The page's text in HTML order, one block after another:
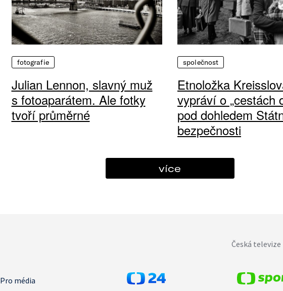
fotografie
Julian Lennon, slavný muž
s fotoaparátem. Ale fotky
tvoří průměrné
společnost
Etnoložka
vypráví o „cestách
pod dohledem
bezpečnosti
více
Česká
Pro média